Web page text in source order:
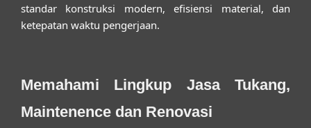
standar konstruksi modern, efisiensi material, dan
ketepatan waktu pengerjaan.
Memahami Lingkup Jasa Tukang,
Maintenence dan Renovasi